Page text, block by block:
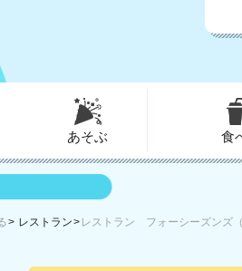
あそぶ 食
レストラン レストラン フォーシーズンズ